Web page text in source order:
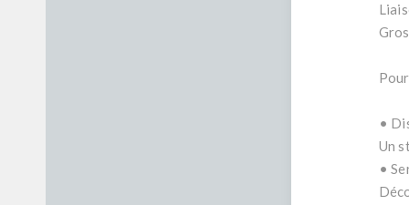
•
Un
•